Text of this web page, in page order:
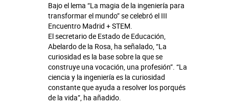
Bajo el lema “La magia de la ingeniería para
transformar el mundo” se celebró el III
Encuentro Madrid + STEM.
El secretario de Estado de Educación,
Abelardo de la Rosa, ha señalado, “La
curiosidad es la base sobre la que se
construye una vocación, una profesión”. “La
ciencia y la ingeniería es la curiosidad
constante que ayuda a resolver los porqués
de la vida”, ha añadido.